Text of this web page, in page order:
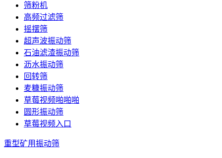
筛粉机
高频过滤筛
摇摆筛
超声波振动筛
石油滤渣振动筛
沥水振动筛
回转筛
麦糠振动筛
草莓视频啪啪啪
圆形振动筛
草莓视频入口
重型矿用振动筛